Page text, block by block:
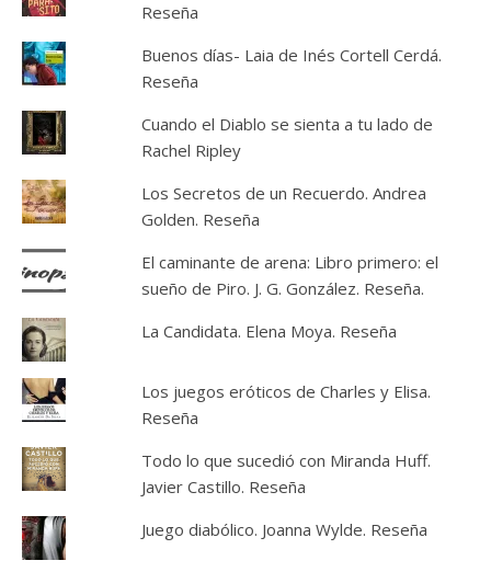
Reseña
Buenos días- Laia de Inés Cortell Cerdá.
Reseña
Cuando el Diablo se sienta a tu lado de
Rachel Ripley
Los Secretos de un Recuerdo. Andrea
Golden. Reseña
El caminante de arena: Libro primero: el
sueño de Piro. J. G. González. Reseña.
La Candidata. Elena Moya. Reseña
Los juegos eróticos de Charles y Elisa.
Reseña
Todo lo que sucedió con Miranda Huff.
Javier Castillo. Reseña
Juego diabólico. Joanna Wylde. Reseña